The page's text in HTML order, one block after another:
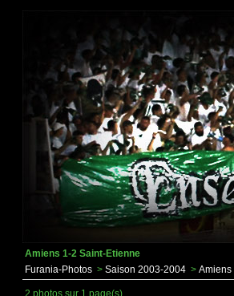
Amiens 1-2 Saint-Etienne
Furania-Photos > Saison 2003-2004 > Amiens
2 photos sur 1 page(s)